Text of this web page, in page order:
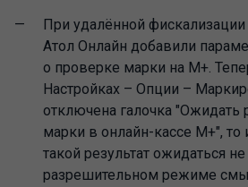
При удалённой
Атол Онлайн добавили
о проверке марки на М+.
Настройках – Опции –
отключена галочка "Ожидать
марки в онлайн-кассе М+", то
такой результат ожидаться
разрешительном режиме